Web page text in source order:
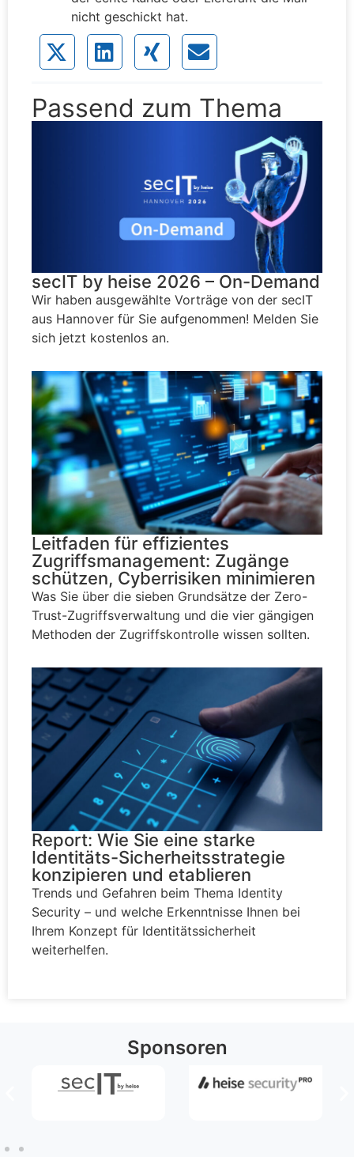
nicht geschickt hat.
Passend zum Thema
secIT by heise 2026 – On-Demand
Wir haben ausgewählte Vorträge von der secIT
aus Hannover für Sie aufgenommen! Melden Sie
sich jetzt kostenlos an.
Leitfaden für effizientes
Zugriffsmanagement: Zugänge
schützen, Cyberrisiken minimieren
Was Sie über die sieben Grundsätze der Zero-
Trust-Zugriffsverwaltung und die vier gängigen
Methoden der Zugriffskontrolle wissen sollten.
Report: Wie Sie eine starke
Identitäts-Sicherheitsstrategie
konzipieren und etablieren
Trends und Gefahren beim Thema Identity
Security – und welche Erkenntnisse Ihnen bei
Ihrem Konzept für Identitätssicherheit
weiterhelfen.
Sponsoren